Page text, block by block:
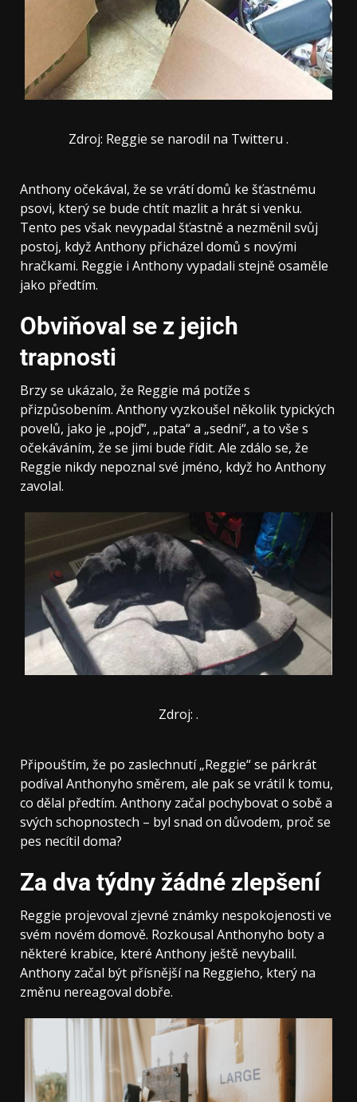
Zdroj: Reggie se narodil na Twitteru .
Anthony očekával, že se vrátí domů ke šťastnému
psovi, který se bude chtít mazlit a hrát si venku.
Tento pes však nevypadal šťastně a nezměnil svůj
postoj, když Anthony přicházel domů s novými
hračkami. Reggie i Anthony vypadali stejně osaměle
jako předtím.
Obviňoval se z jejich
trapnosti
Brzy se ukázalo, že Reggie má potíže s
přizpůsobením. Anthony vyzkoušel několik typických
povelů, jako je „pojď“, „pata“ a „sedni“, a to vše s
očekáváním, že se jimi bude řídit. Ale zdálo se, že
Reggie nikdy nepoznal své jméno, když ho Anthony
zavolal.
Zdroj: .
Připouštím, že po zaslechnutí „Reggie“ se párkrát
podíval Anthonyho směrem, ale pak se vrátil k tomu,
co dělal předtím. Anthony začal pochybovat o sobě a
svých schopnostech – byl snad on důvodem, proč se
pes necítil doma?
Za dva týdny žádné zlepšení
Reggie projevoval zjevné známky nespokojenosti ve
svém novém domově. Rozkousal Anthonyho boty a
některé krabice, které Anthony ještě nevybalil.
Anthony začal být přísnější na Reggieho, který na
změnu nereagoval dobře.